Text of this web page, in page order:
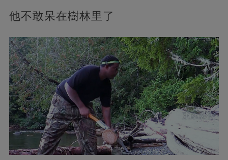
他不敢呆在樹林里了